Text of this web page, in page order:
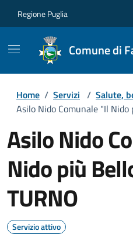
Regione Puglia
Comune di
Home / Servizi / Salute,
Asilo Nido Comunale "Il Nido
Asilo Nido
Nido più
TURNO
Servizio attivo